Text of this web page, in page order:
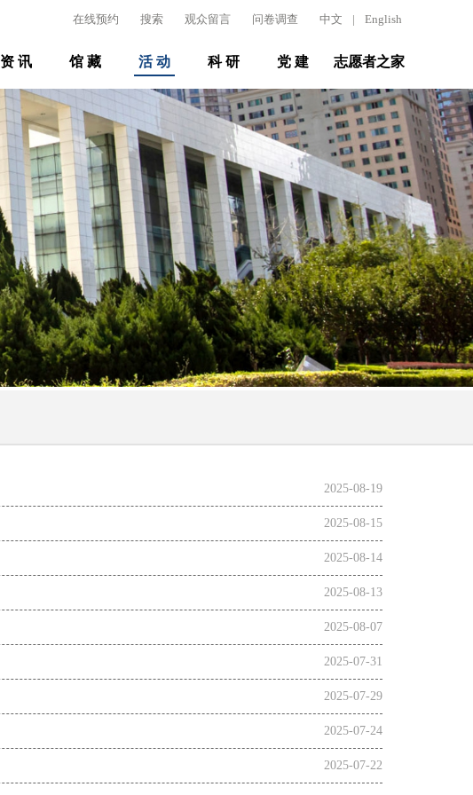
在线预约 搜索 观众留言 问卷调查 中文 | English
资 讯 馆 藏 活 动 科 研 党 建 志愿者之家
2025-08-19
2025-08-15
2025-08-14
2025-08-13
2025-08-07
2025-07-31
2025-07-29
2025-07-24
2025-07-22